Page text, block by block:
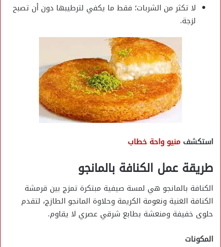
لا تكثر من الشربات؛ فقط ما يكفي لترطيبها دون أن تصبح
لزجة.
استكشف منيو واحة خطاب
طريقة عمل الكنافة بالمانجو
الكنافة بالمانجو هي لمسة صيفية مبتكرة تمزج بين قرمشة
الكنافة الغنية ونعومة الكريمة وحلاوة المانجو الطازج، لتقدم
حلوى خفيفة ومنعشة بطابع شرقي عصري لا يقاوم.
المكونات